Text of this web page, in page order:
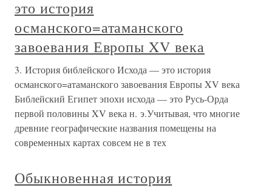
это история
османского=атаманского
завоевания Европы XV века
3. История библейского Исхода — это история
османского=атаманского завоевания Европы XV века
Библейский Египет эпохи исхода — это Русь-Орда
первой половины XV века н. э.Учитывая, что многие
древние географические названия помещены на
современных картах совсем не в тех
Обыкновенная история